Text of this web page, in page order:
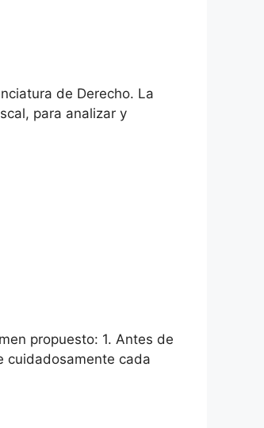
de Derecho. La
para analizar y
propuesto: 1. Antes de
cuidadosamente cada